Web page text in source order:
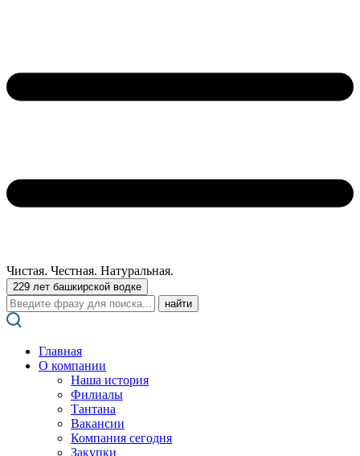
Чистая. Честная. Натуральная.
229 лет башкирской водке
Поиск:
Главная
О компании
Наша история
Филиалы
Тантана
Вакансии
Компания сегодня
Закупки